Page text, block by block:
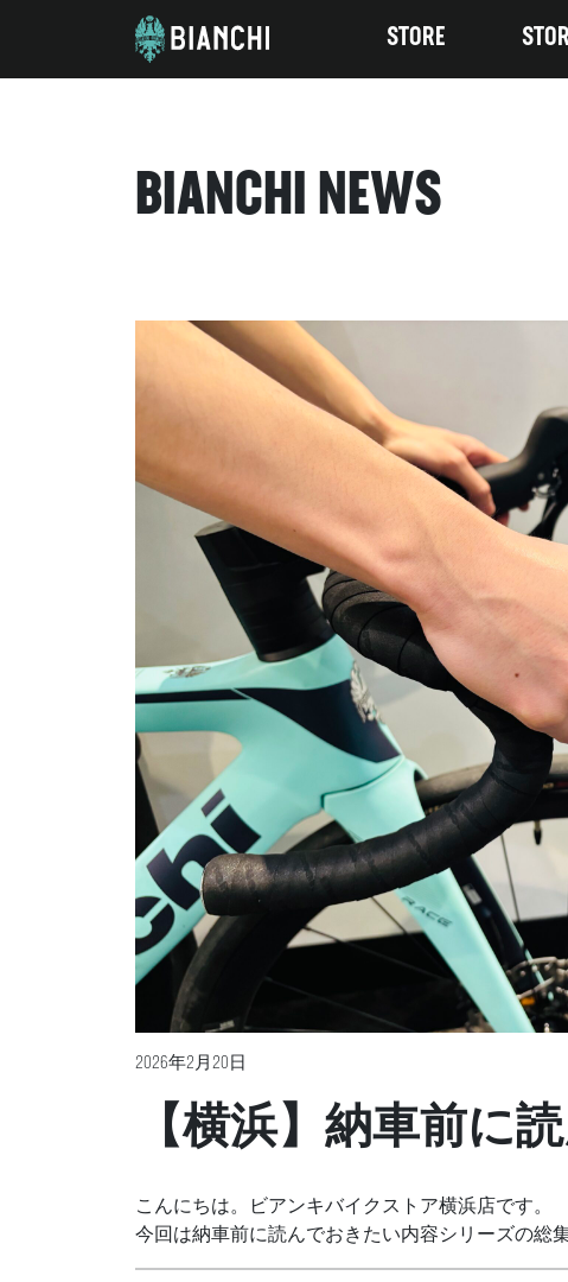
STORE
BIANCHI NEWS
2026年2月20日
【横浜】納車前に
こんにちは。ビアンキバイクストア横浜店です。
今回は納車前に読んでおきたい内容シリーズの総